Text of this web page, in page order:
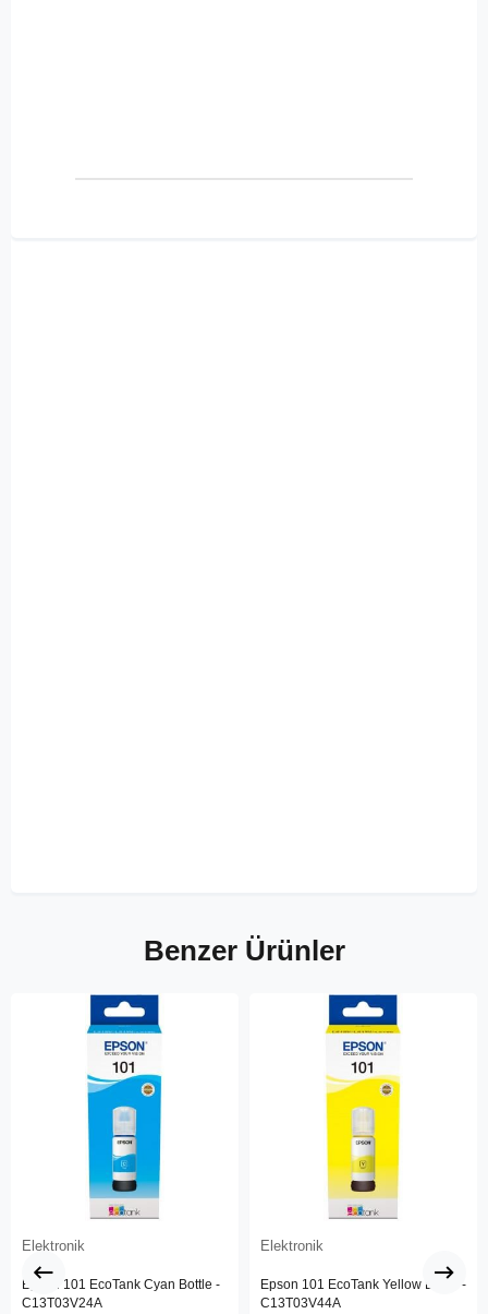
Benzer Ürünler
Elektronik
Epson 101 EcoTank Cyan Bottle -
C13T03V24A
Elektronik
Epson 101 EcoTank Yellow Bottle -
C13T03V44A